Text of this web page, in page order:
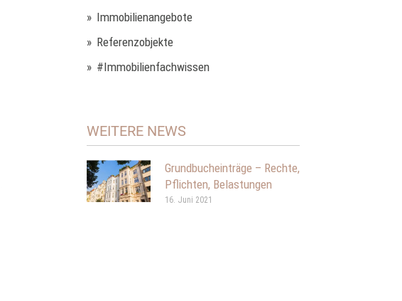
Immobilienangebote
Referenzobjekte
#Immobilienfachwissen
WEITERE NEWS
Grundbucheinträge – Rechte,
Pflichten, Belastungen
16. Juni 2021